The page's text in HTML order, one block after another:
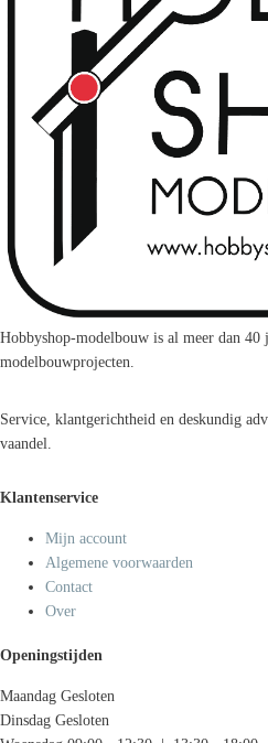
Hobbyshop-modelbouw is al meer dan
modelbouwprojecten.
Service, klantgerichtheid en deskundig
vaandel.
Klantenservice
Mijn account
Algemene voorwaarden
Contact
Over
Openingstijden
Maandag Gesloten
Dinsdag Gesloten